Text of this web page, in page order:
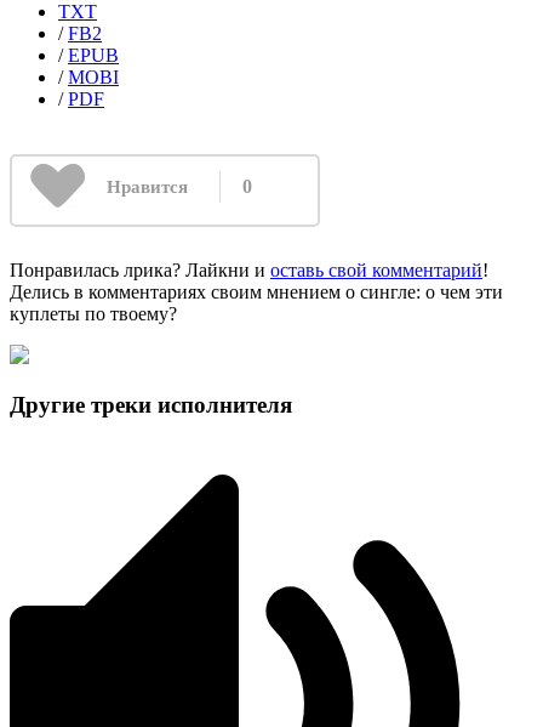
TXT
/FB2
/EPUB
/MOBI
/PDF
Нравится 0
Понравилась лрика? Лайкни и оставь свой комментарий!
Делись в комментариях своим мнением о сингле: о чем эти
куплеты по твоему?
Другие треки исполнителя